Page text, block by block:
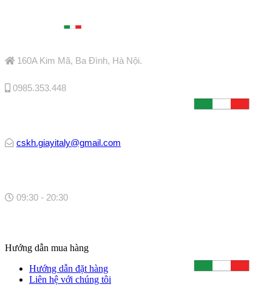
160A Kim Mã, Ba Đình, Hà Nội.
 0985.353.448
 cskh.giayitaly@gmail.com
 09:30 - 20:30
Hướng dẫn mua hàng
Hướng dẫn đặt hàng
Liên hệ với chúng tôi